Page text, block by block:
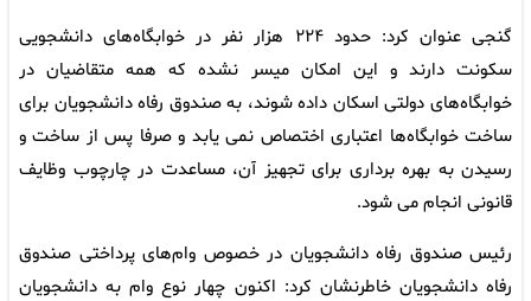
گنجی عنوان کرد: حدود ۲۲۴ هزار نفر در خوابگاه‌های دانشجویی
سکونت دارند و این امکان میسر نشده که همه متقاضیان در
خوابگاه‌های دولتی اسکان داده شوند، به صندوق رفاه دانشجویان برای
ساخت خوابگاه‌ها اعتباری اختصاص نمی یابد و صرفا پس از ساخت و
رسیدن به بهره برداری برای تجهیز آن، مساعدت در چارچوب وظایف
قانونی انجام می شود.
رئیس صندوق رفاه دانشجویان در خصوص وام‌های پرداختی صندوق
رفاه دانشجویان خاطرنشان کرد: اکنون چهار نوع وام به دانشجویان